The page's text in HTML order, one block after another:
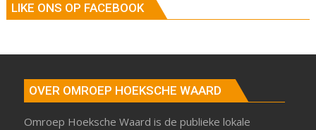
LIKE ONS OP FACEBOOK
OVER OMROEP HOEKSCHE WAARD
Omroep Hoeksche Waard is de publieke lokale